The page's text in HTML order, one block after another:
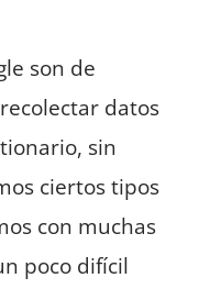
son de
datos
sin
ciertos tipos
con muchas
poco difícil